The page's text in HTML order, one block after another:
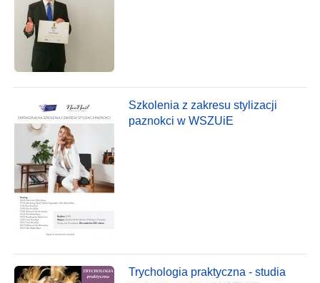
Szkolenia z zakresu stylizacji
paznokci w WSZUiE
Trychologia praktyczna - studia